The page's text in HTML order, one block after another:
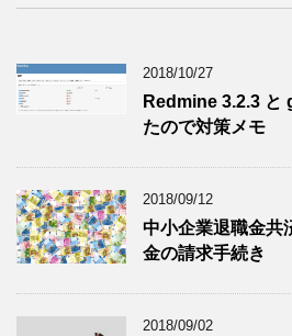
2018/10/27
Redmine 3.2.3 と
たので対策メモ
2018/09/12
中小企業退職金共
金の請求手続き
2018/09/02